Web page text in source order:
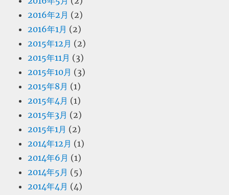
2016年2月 (2)
2016年1月 (2)
2015年12月 (2)
2015年11月 (3)
2015年10月 (3)
2015年8月 (1)
2015年4月 (1)
2015年3月 (2)
2015年1月 (2)
2014年12月 (1)
2014年6月 (1)
2014年5月 (5)
2014年4月 (4)